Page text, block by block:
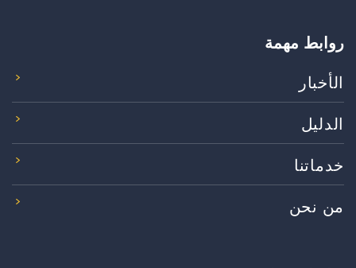
روابط مهمة
الأخبار
الدليل
خدماتنا
من نحن